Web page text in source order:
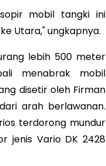
mobil tangki ini
Utara," ungkapnya.
lebih 500 meter
menabrak mobil
disetir oleh Firman
arah berlawanan.
terdorong mundur
jenis Vario DK 2428